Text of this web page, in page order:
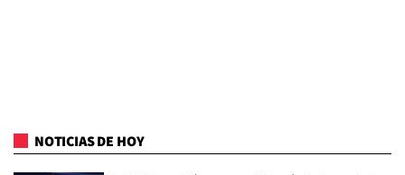
NOTICIAS DE HOY